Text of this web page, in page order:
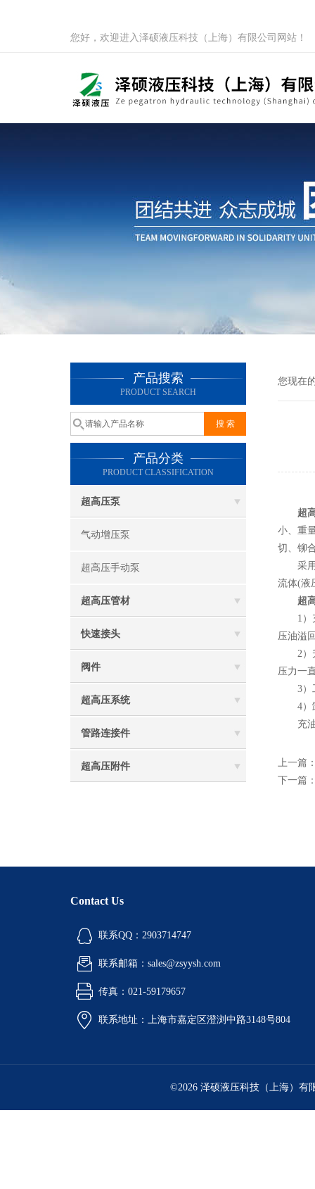
您好，欢迎进入泽硕液压科技（上海）有限公司网站！
产品搜索
PRODUCT SEARCH
产品分类
PRODUCT CLASSIFICATION
超高压泵
气动增压泵
超高压手动泵
超高压管材
快速接头
阀件
超高压系统
管路连接件
超高压附件
您现在
超
小、重
切、铆
采用
流体(液
超
1）充
压油溢
2）升
压力一
3）工
4）卸
充油
上一篇
下一篇
Contact Us
联系QQ：2903714747
联系邮箱：sales@zsyysh.com
传真：021-59179657
联系地址：上海市嘉定区澄浏中路3148号804
©2026 泽硕液压科技（上海）有